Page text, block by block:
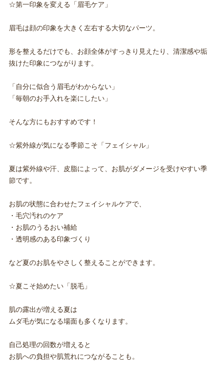
☆第一印象を変える「眉毛ケア」
眉毛は顔の印象を大きく左右する大切なパーツ。
形を整えるだけでも、お顔全体がすっきり見えたり、清潔感や垢
抜けた印象につながります。
「自分に似合う眉毛がわからない」
「毎朝のお手入れを楽にしたい」
そんな方にもおすすめです！
☆紫外線が気になる季節こそ「フェイシャル」
夏は紫外線や汗、皮脂によって、お肌がダメージを受けやすい季
節です。
お肌の状態に合わせたフェイシャルケアで、
・毛穴汚れのケア
・お肌のうるおい補給
・透明感のある印象づくり
など夏のお肌をやさしく整えることができます。
☆夏こそ始めたい「脱毛」
肌の露出が増える夏は
ムダ毛が気になる場面も多くなります。
自己処理の回数が増えると
お肌への負担や肌荒れにつながることも。